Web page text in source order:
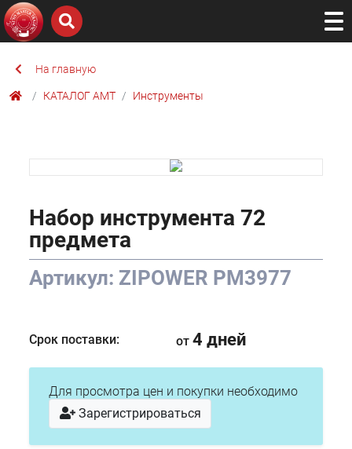
На главную
КАТАЛОГ AMТ Инструменты
Набор инструмента 72
предмета
Артикул: ZIPOWER PM3977
Срок поставки: от 4 дней
Для просмотра цен и покупки необходимо
Зарегистрироваться